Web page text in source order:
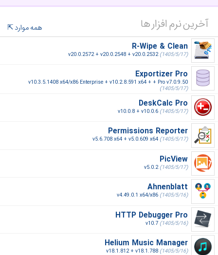
آخرین نرم افزار ها
همه موارد
R-Wipe & Clean
v20.0.2572 + v20.0.2548 + v20.0.2532(1405/5/17)
Exportizer Pro
v10.3.5.1408 x64/x86 Enterprise + v10.2.8.591 x64 + + Pro v7.0.9.50
(1405/5/17)
DeskCalc Pro
v10.0.8 + v10.0.6 (1405/5/17)
Permissions Reporter
v5.6.708 x64 + v5.0.609 x64 (1405/5/17)
PicView
v5.0.2(1405/5/17)
Ahnenblatt
v4.49.0.1 x64/x86 (1405/5/16)
HTTP Debugger Pro
v10.7 (1405/5/16)
Helium Music Manager
v18.1.812 + v18.1.788 (1405/5/16)